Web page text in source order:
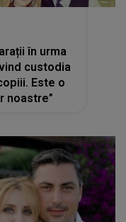
urma
custodia
Este o
noastre”